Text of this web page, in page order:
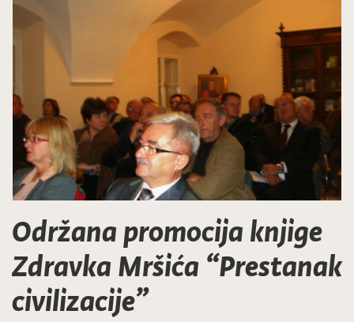
Održana promocija knjige
Zdravka Mršića “Prestanak
civilizacije”